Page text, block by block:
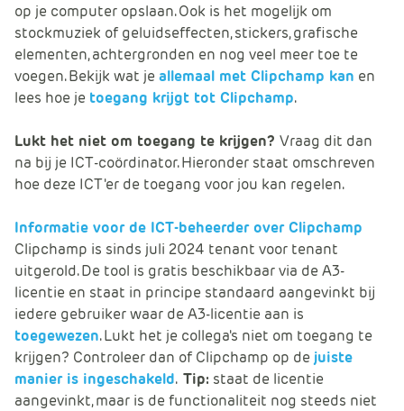
op je computer opslaan. Ook is het mogelijk om
stockmuziek of geluidseffecten, stickers, grafische
elementen, achtergronden en nog veel meer toe te
voegen. Bekijk wat je allemaal met Clipchamp kan en
lees hoe je toegang krijgt tot Clipchamp.
Lukt het niet om toegang te krijgen? Vraag dit dan
na bij je ICT-coördinator. Hieronder staat omschreven
hoe deze ICT'er de toegang voor jou kan regelen.
Informatie voor de ICT-beheerder over Clipchamp
Clipchamp is sinds juli 2024 tenant voor tenant
uitgerold. De tool is gratis beschikbaar via de A3-
licentie en staat in principe standaard aangevinkt bij
iedere gebruiker waar de A3-licentie aan is
toegewezen. Lukt het je collega's niet om toegang te
krijgen? Controleer dan of Clipchamp op de juiste
manier is ingeschakeld. Tip: staat de licentie
aangevinkt, maar is de functionaliteit nog steeds niet